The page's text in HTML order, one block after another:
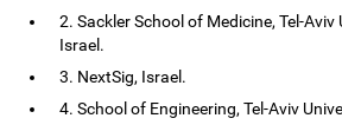
2. Sackler School of Medicine, Tel-Aviv
Israel.
3. NextSig, Israel.
4. School of Engineering, Tel-Aviv